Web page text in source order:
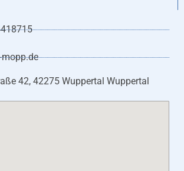
42, 42275 Wuppertal Wuppertal